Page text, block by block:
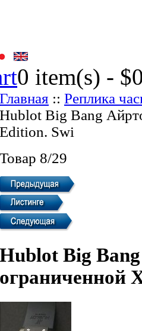
0 item(s) -
Главная :: Реплика
Hublot Big Bang
Edition. Swi
Товар 8/29
Hublot Big
ограниченной